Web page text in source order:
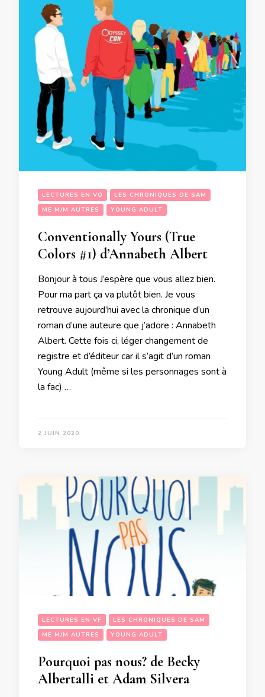
LECTURES EN VO
LES CHRONIQUES DE SAM
ME M/M AUTRES
YOUNG ADULT
Conventionally Yours (True
Colors #1) d’Annabeth Albert
Bonjour à tous J’espère que vous allez bien.
Pour ma part ça va plutôt bien. Je vous
retrouve aujourd’hui avec la chronique d’un
roman d’une auteure que j’adore : Annabeth
Albert. Cette fois ci, léger changement de
registre et d’éditeur car il s’agit d’un roman
Young Adult (même si les personnages sont à
la fac) …
2 JUIN 2020
LECTURES EN VF
LES CHRONIQUES DE SAM
ME M/M AUTRES
YOUNG ADULT
Pourquoi pas nous? de Becky
Albertalli et Adam Silvera